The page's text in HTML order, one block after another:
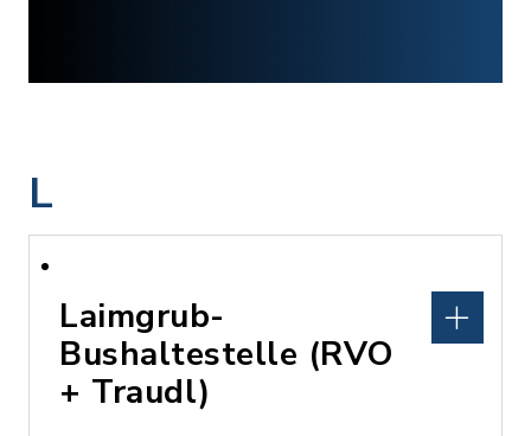
L
Laimgrub-
Bushaltestelle (RVO
+ Traudl)